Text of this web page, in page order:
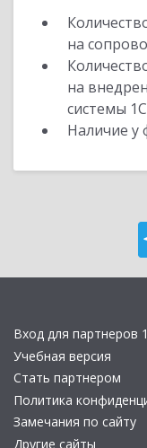
на
на
системы
Наличие у
Вход для партнеров
Учебная версия
Стать партнером
Политика
Замечания по сайту
Другие сайты